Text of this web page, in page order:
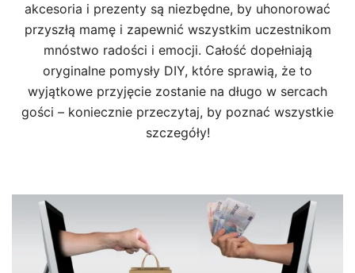
akcesoria i prezenty są niezbędne, by uhonorować
przyszłą mamę i zapewnić wszystkim uczestnikom
mnóstwo radości i emocji. Całość dopełniają
oryginalne pomysły DIY, które sprawią, że to
wyjątkowe przyjęcie zostanie na długo w sercach
gości – koniecznie przeczytaj, by poznać wszystkie
szczegóły!